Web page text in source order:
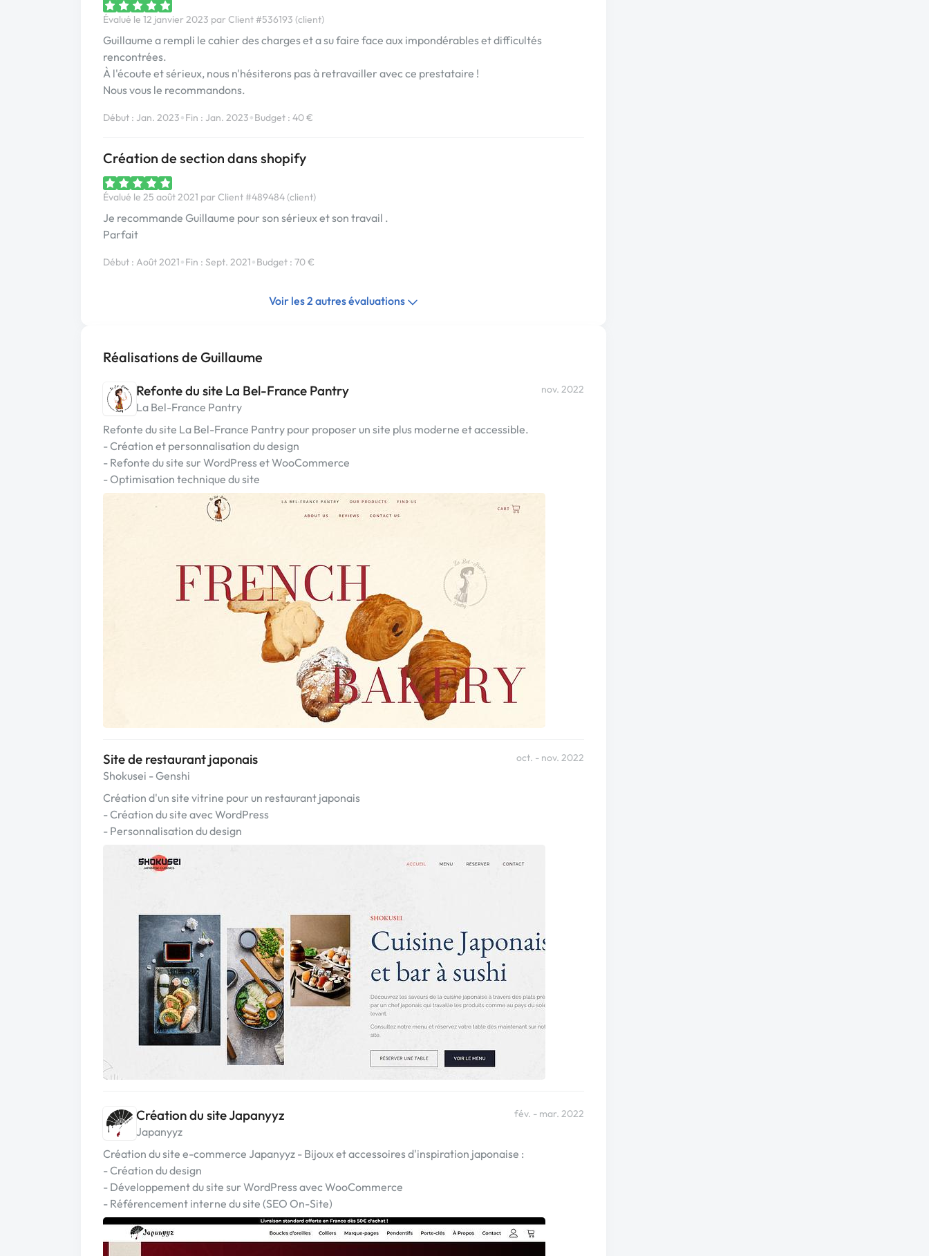
Évalué le 12 janvier 2023 par Client #536193 (client)
Guillaume a rempli le cahier des charges et a su faire face aux impondérables et difficultés
rencontrées.
À l'écoute et sérieux, nous n'hésiterons pas à retravailler avec ce prestataire !
Nous vous le recommandons.
Début : Jan. 2023•Fin : Jan. 2023•Budget : 40 €
Création de section dans shopify
Évalué le 25 août 2021 par Client #489484 (client)
Je recommande Guillaume pour son sérieux et son travail .
Parfait
Début : Août 2021•Fin : Sept. 2021•Budget : 70 €
Voir les 2 autres évaluations
Réalisations de Guillaume
Refonte du site La Bel-France Pantry
La Bel-France Pantry
nov. 2022
Refonte du site La Bel-France Pantry pour proposer un site plus moderne et accessible.
- Création et personnalisation du design
- Refonte du site sur WordPress et WooCommerce
- Optimisation technique du site
Site de restaurant japonais
Shokusei - Genshi
oct. - nov. 2022
Création d'un site vitrine pour un restaurant japonais
- Création du site avec WordPress
- Personnalisation du design
Création du site Japanyyz
Japanyyz
fév. - mar. 2022
Création du site e-commerce Japanyyz - Bijoux et accessoires d'inspiration japonaise :
- Création du design
- Développement du site sur WordPress avec WooCommerce
- Référencement interne du site (SEO On-Site)